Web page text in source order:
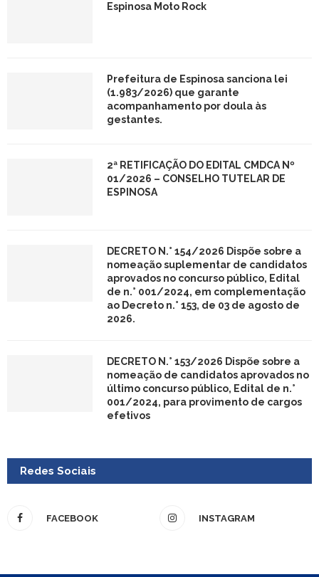
Espinosa Moto Rock
Prefeitura de Espinosa sanciona lei
(1.983/2026) que garante
acompanhamento por doula às
gestantes.
2ª RETIFICAÇÃO DO EDITAL CMDCA Nº
01/2026 – CONSELHO TUTELAR DE
ESPINOSA
DECRETO N.° 154/2026 Dispõe sobre a
nomeação suplementar de candidatos
aprovados no concurso público, Edital
de n.° 001/2024, em complementação
ao Decreto n.° 153, de 03 de agosto de
2026.
DECRETO N.° 153/2026 Dispõe sobre a
nomeação de candidatos aprovados no
último concurso público, Edital de n.°
001/2024, para provimento de cargos
efetivos
Redes Sociais
FACEBOOK INSTAGRAM